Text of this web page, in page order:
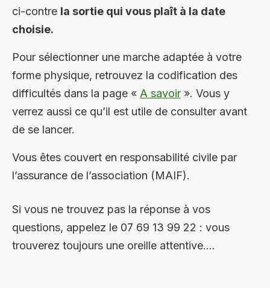
ci-contre la sortie qui vous plaît à la date
choisie.
Pour sélectionner une marche adaptée à votre
forme physique, retrouvez la codification des
difficultés dans la page « A savoir ». Vous y
verrez aussi ce qu’il est utile de consulter avant
de se lancer.
Vous êtes couvert en responsabilité civile par
l’assurance de l’association (MAIF).
Si vous ne trouvez pas la réponse à vos
questions, appelez le 07 69 13 99 22 : vous
trouverez toujours une oreille attentive….